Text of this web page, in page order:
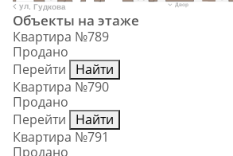
Двор
ул. Гудкова
Объекты на этаже
Квартира №789
Продано
Перейти
Найти
Квартира №790
Продано
Перейти
Найти
Квартира №791
Продано